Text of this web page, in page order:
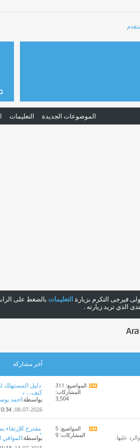
الموضوعات الجديدة التعليمات
فيرجى التكرم بزيارة التعليمات بالضغط على
الذي تريد زيارته .
آخر مشاركة
مشاهدة
تغذيات
المواضيع: 311
المشاركات:
3,504
كيف...
بواسطة:احمد
08-07-2026,
AM
عليها.
مشاهدة
تغذيات
المواضيع: 5
المشاركات: 9
مقترح
بواسطة:الموافي